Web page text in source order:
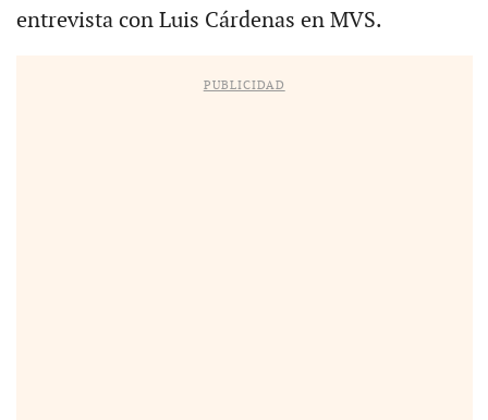
entrevista con Luis Cárdenas en MVS.
PUBLICIDAD